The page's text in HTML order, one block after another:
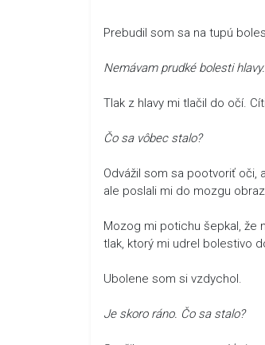
Prebudil som sa na tupú
Nemávam prudké bolesti hlavy.
Tlak z hlavy mi tlačil do očí.
Čo sa vôbec stalo?
Odvážil som sa pootvoriť oči,
ale poslali mi do mozgu
Mozog mi potichu šepkal, že
tlak, ktorý mi udrel bolestivo
Ubolene som si vzdychol.
Je skoro ráno. Čo sa stalo?